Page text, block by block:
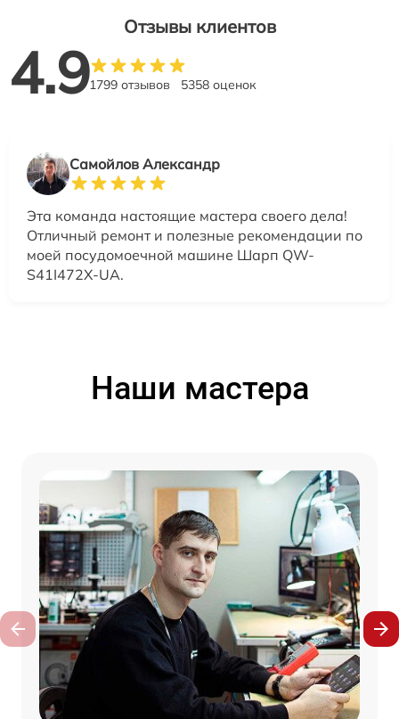
Отзывы клиентов
4.91799 отзывов 5358 оценок
Самойлов Александр
Эта команда настоящие мастера своего дела!
Отличный ремонт и полезные рекомендации по
моей посудомоечной машине Шарп QW-
S41I472X-UA.
Наши мастера